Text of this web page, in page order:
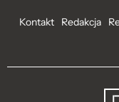
Kontakt Redakcja